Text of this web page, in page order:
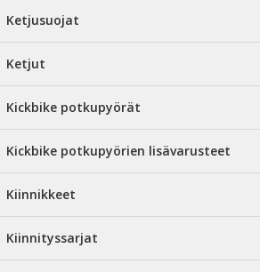
Ketjusuojat
Ketjut
Kickbike potkupyörät
Kickbike potkupyörien lisävarusteet
Kiinnikkeet
Kiinnityssarjat